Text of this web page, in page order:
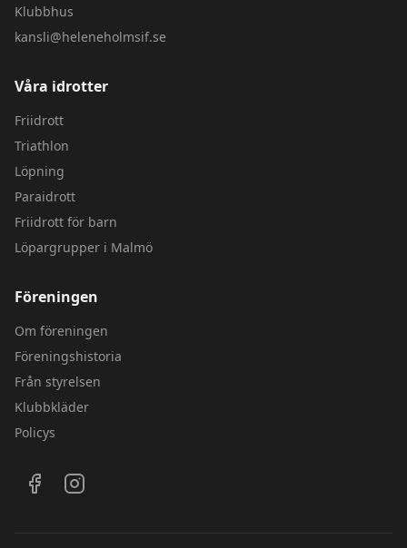
Klubbhus
kansli@heleneholmsif.se
Våra idrotter
Friidrott
Triathlon
Löpning
Paraidrott
Friidrott för barn
Löpargrupper i Malmö
Föreningen
Om föreningen
Föreningshistoria
Från styrelsen
Klubbkläder
Policys
Följ oss på sociala medier